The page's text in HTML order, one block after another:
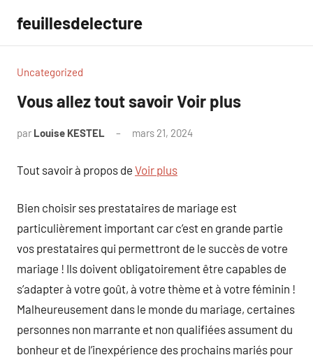
contenu
feuillesdelecture
Uncategorized
Vous allez tout savoir Voir plus
par Louise KESTEL mars 21, 2024
Tout savoir à propos de Voir plus
Bien choisir ses prestataires de mariage est
particulièrement important car c’est en grande partie
vos prestataires qui permettront de le succès de votre
mariage ! Ils doivent obligatoirement être capables de
s’adapter à votre goût, à votre thème et à votre féminin !
Malheureusement dans le monde du mariage, certaines
personnes non marrante et non qualifiées assument du
bonheur et de l’inexpérience des prochains mariés pour